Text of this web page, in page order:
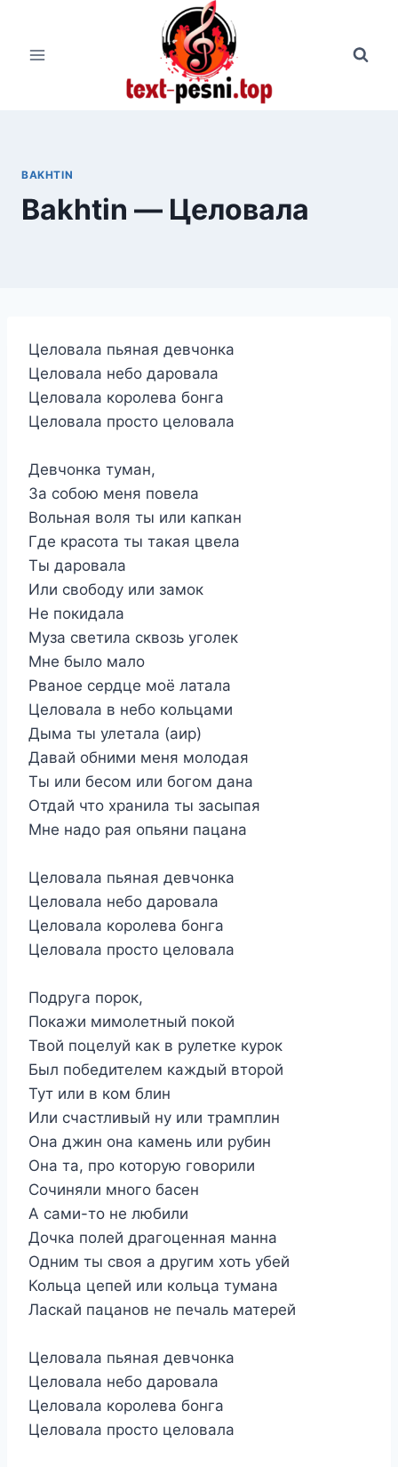
содержимому
BAKHTIN
Bakhtin — Целовала
Целовала пьяная девчонка
Целовала небо даровала
Целовала королева бонга
Целовала просто целовала
Девчонка туман,
За собою меня повела
Вольная воля ты или капкан
Где красота ты такая цвела
Ты даровала
Или свободу или замок
Не покидала
Муза светила сквозь уголек
Мне было мало
Рваное сердце моё латала
Целовала в небо кольцами
Дыма ты улетала (аир)
Давай обними меня молодая
Ты или бесом или богом дана
Отдай что хранила ты засыпая
Мне надо рая опьяни пацана
Целовала пьяная девчонка
Целовала небо даровала
Целовала королева бонга
Целовала просто целовала
Подруга порок,
Покажи мимолетный покой
Твой поцелуй как в рулетке курок
Был победителем каждый второй
Тут или в ком блин
Или счастливый ну или трамплин
Она джин она камень или рубин
Она та, про которую говорили
Сочиняли много басен
А сами-то не любили
Дочка полей драгоценная манна
Одним ты своя а другим хоть убей
Кольца цепей или кольца тумана
Ласкай пацанов не печаль матерей
Целовала пьяная девчонка
Целовала небо даровала
Целовала королева бонга
Целовала просто целовала